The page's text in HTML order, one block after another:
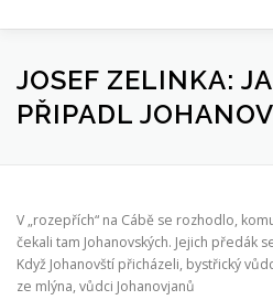
AKTUALITY HISTORIE
KE STAŽENÍ KOTRLA.COM
JOSEF ZELINKA:
PŘIPADL
V „rozepřích“ na Cábě se rozhodlo,
čekali tam Johanovských. Jejich předák
Když Johanovští přicházeli, bystřický
ze mlýna, vůdci Johanovjanů